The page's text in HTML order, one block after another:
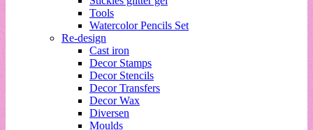
Tools
Watercolor Pencils Set
Re-design
Cast iron
Decor Stamps
Decor Stencils
Decor Transfers
Decor Wax
Diversen
Moulds